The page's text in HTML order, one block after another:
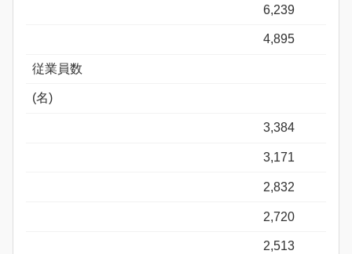
6,239
4,895
従業員数
(名)
3,384
3,171
2,832
2,720
2,513